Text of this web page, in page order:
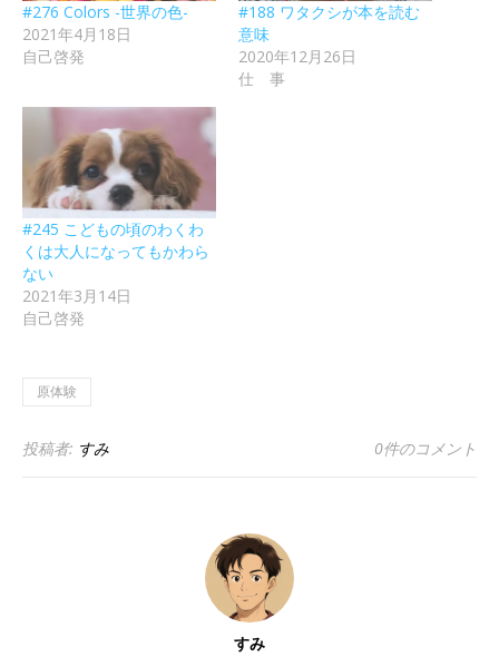
#276 Colors -世界の色-
2021年4月18日
自己啓発
#188 ワタクシが本を読む
意味
2020年12月26日
仕 事
#245 こどもの頃のわくわ
くは大人になってもかわら
ない
2021年3月14日
自己啓発
原体験
投稿者: すみ 0件のコメント
すみ